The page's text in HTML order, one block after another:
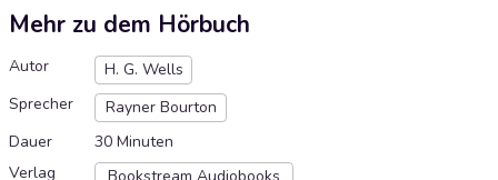
Mehr zu dem Hörbuch
Autor
H. G. Wells
Sprecher
Rayner Bourton
Dauer
30 Minuten
Verlag